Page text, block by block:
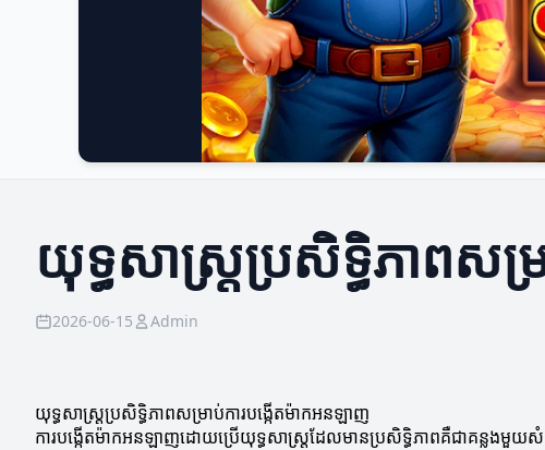
យុទ្ធសាស្ត្រប្រសិទ្ធិភាពស
2026-06-15 Admin
យុទ្ធសាស្ត្រប្រសិទ្ធិភាពសម្រាប់ការបង្កើតម៉ាកអនឡាញ
ការបង្កើតម៉ាកអនឡាញដោយប្រើយុទ្ធសាស្ត្រដែលមានប្រសិទ្ធិភាពគឺជាគន្លងមួ